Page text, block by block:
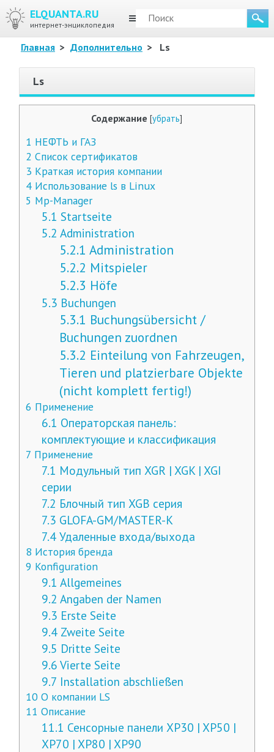
ELQUANTA.RU
интернет-энциклопедия
МЕНЮ
Главная > Дополнительно > Ls
Ls
Содержание [убрать]
1 НЕФТЬ и ГАЗ
2 Список сертификатов
3 Краткая история компании
4Использование ls в Linux
5 Mp-Manager
5.1 Startseite
5.2 Administration
5.2.1 Administration
5.2.2 Mitspieler
5.2.3 Höfe
5.3 Buchungen
5.3.1 Buchungsübersicht /
Buchungen zuordnen
5.3.2 Einteilung von Fahrzeugen,
Tieren und platzierbare Objekte
(nicht komplett fertig!)
6 Применение
6.1 Операторская панель:
комплектующие и классификация
7 Применение
7.1 Модульный тип XGR | XGK | XGI
серии
7.2 Блочный тип XGB серия
7.3 GLOFA-GM/MASTER-K
7.4 Удаленные входа/выхода
8 История бренда
9 Konfiguration
9.1 Allgemeines
9.2 Angaben der Namen
9.3 Erste Seite
9.4 Zweite Seite
9.5 Dritte Seite
9.6 Vierte Seite
9.7 Installation abschließen
10О компании LS
11 Описание
11.1 Сенсорные панели XP30 | XP50 |
XP70 | XP80 | XP90